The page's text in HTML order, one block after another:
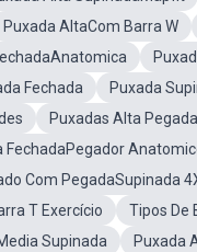
Puxada AltaCom Barra W
Fechada
Puxada
Puxadas Alta
FechadaPegador
Com PegadaSupinada
T Exercício
Tipos De
Supinada
Puxada